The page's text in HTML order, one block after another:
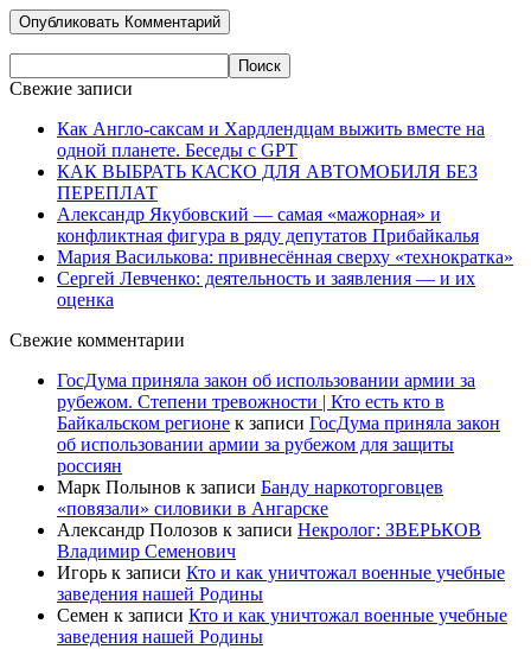
Свежие записи
Как Англо-саксам и Хардлендцам выжить вместе на
одной планете. Беседы с GPT
КАК ВЫБРАТЬ КАСКО ДЛЯ АВТОМОБИЛЯ БЕЗ
ПЕРЕПЛАТ
Александр Якубовский — самая «мажорная» и
конфликтная фигура в ряду депутатов Прибайкалья
Мария Василькова: привнесённая сверху «технократка»
Сергей Левченко: деятельность и заявления — и их
оценка
Свежие комментарии
ГосДума приняла закон об использовании армии за
рубежом. Степени тревожности | Кто есть кто в
Байкальском регионе к записи ГосДума приняла закон
об использовании армии за рубежом для защиты
россиян
Марк Полынов к записи Банду наркоторговцев
«повязали» силовики в Ангарске
Александр Полозов к записи Некролог: ЗВЕРЬКОВ
Владимир Семенович
Игорь к записи Кто и как уничтожал военные учебные
заведения нашей Родины
Семен к записи Кто и как уничтожал военные учебные
заведения нашей Родины